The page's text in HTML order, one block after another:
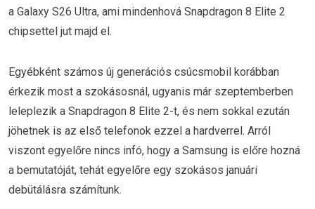
a Galaxy S26 Ultra, ami mindenhová Snapdragon 8 Elite 2
chipsettel jut majd el.
Egyébként számos új generációs csúcsmobil korábban
érkezik most a szokásosnál, ugyanis már szeptemberben
leleplezik a Snapdragon 8 Elite 2-t, és nem sokkal ezután
jöhetnek is az első telefonok ezzel a hardverrel. Arról
viszont egyelőre nincs infó, hogy a Samsung is előre hozná
a bemutatóját, tehát egyelőre egy szokásos januári
debütálásra számítunk.